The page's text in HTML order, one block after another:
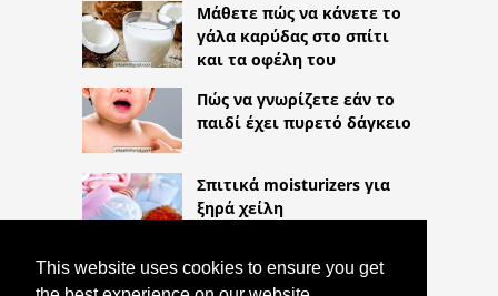
This website uses cookies to ensure you get
Μάθετε πώς να κάνετε το
γάλα καρύδας στο σπίτι
και τα οφέλη του
Πώς να γνωρίζετε εάν το
παιδί έχει πυρετό δάγκειο
Σπιτικά moisturizers για
ξηρά χείλη